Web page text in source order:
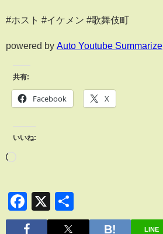
#ホスト #イケメン #歌舞伎町
powered by Auto Youtube Summarize
共有:
Facebook X
いいね:
Facebook
X
有
LINE